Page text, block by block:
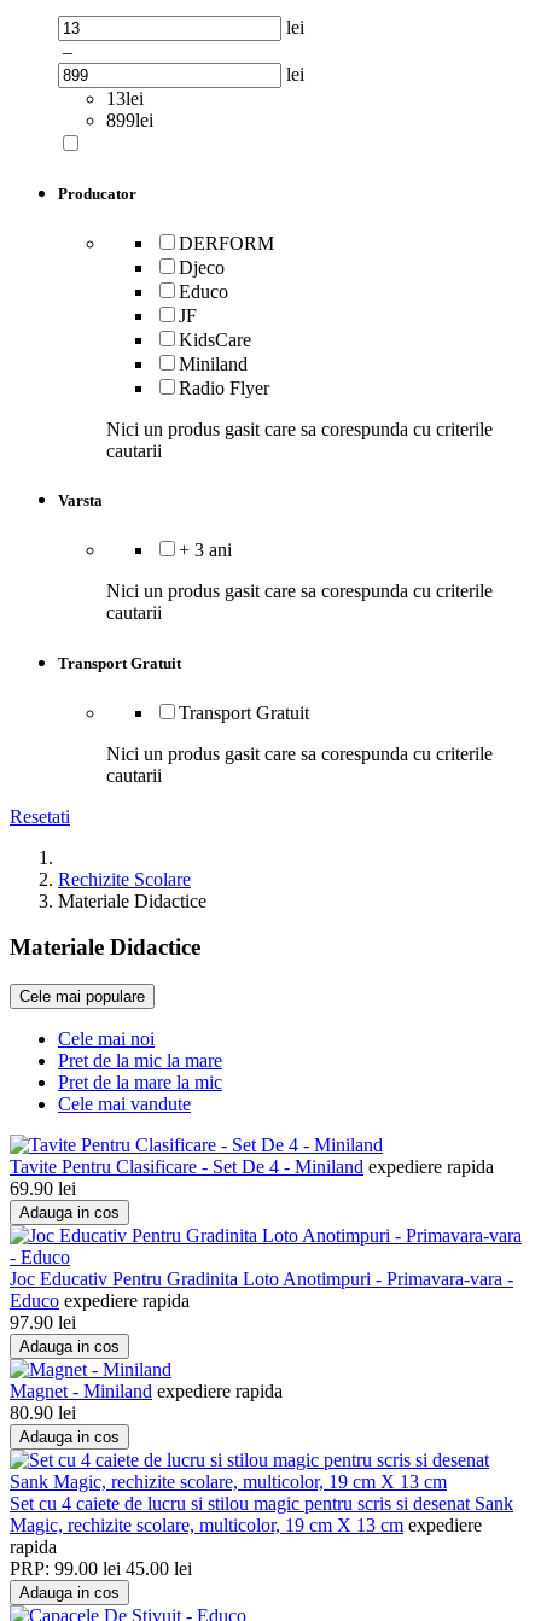
lei
–
lei
13lei
899lei
Producator
DERFORM
Djeco
Educo
JF
KidsCare
Miniland
Radio Flyer
Nici un produs gasit care sa corespunda cu criterile
cautarii
Varsta
+ 3 ani
Nici un produs gasit care sa corespunda cu criterile
cautarii
Transport Gratuit
Transport Gratuit
Nici un produs gasit care sa corespunda cu criterile
cautarii
Resetati
Rechizite Scolare
Materiale Didactice
Materiale Didactice
Cele mai populare
Cele mai noi
Pret de la mic la mare
Pret de la mare la mic
Cele mai vandute
Tavite Pentru Clasificare - Set De 4 - Miniland expediere rapida
69.90 lei
Adauga in cos
Joc Educativ Pentru Gradinita Loto Anotimpuri - Primavara-vara -
Educo expediere rapida
97.90 lei
Adauga in cos
Magnet - Miniland expediere rapida
80.90 lei
Adauga in cos
Set cu 4 caiete de lucru si stilou magic pentru scris si desenat Sank
Magic, rechizite scolare, multicolor, 19 cm X 13 cm expediere
rapida
PRP: 99.00 lei 45.00 lei
Adauga in cos